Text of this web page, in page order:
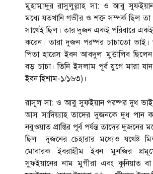
মুহাম্মাদুর রাসুলুল্লাহ সা: ও আবু
মধ্যে যতখানি গভীর ও শক্ত সম্পর্ক ছিল
সাথেই ছিল। তার দুজন একই পরিবারে
করেন। তারা দুজন পরষ্পর চাচাতো
পিতা হারেস ইবন আবদুল মুত্তালিব ছিলেন
বড় চাচা। তিনি ইসলাম পূর্ব যুগে মারা
ইবন হিশাম-১/১৬৩)।
রাসূল সা: ও আবু সুফইয়ান পরষ্পর দুধ
আস সাদিয়্যাহ তাদের দুজনকে দুধ পান
নবুওয়াত প্রাপ্তির পূর্ব পর্যন্ত তাদের দুজনের
ছিল। দুজনের চেহারার মধ্যেও যথেষ্ট
মোবারক ইবরাহীম ইবন মুনজির
সুফইয়ানের নাম মুগীরা এবং কুনিয়াত